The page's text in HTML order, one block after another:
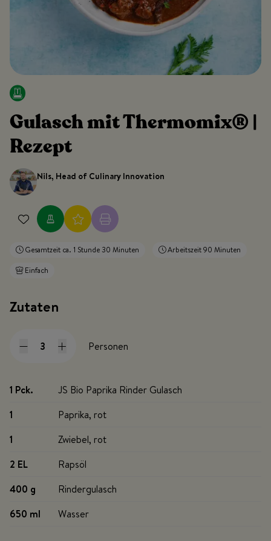
Gulasch mit Thermomix® |
Rezept
Nils, Head of Culinary Innovation
Gesamtzeit ca. 1 Stunde 30 Minuten
Arbeitszeit 90 Minuten
Einfach
Zutaten
Personen
1 Pck.
JS Bio Paprika Rinder Gulasch
1
Paprika, rot
1
Zwiebel, rot
2 EL
Rapsöl
400 g
Rindergulasch
650 ml
Wasser